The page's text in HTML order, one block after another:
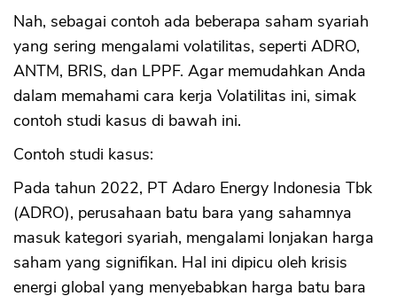
Nah, sebagai contoh ada beberapa saham syariah
yang sering mengalami volatilitas, seperti ADRO,
ANTM, BRIS, dan LPPF. Agar memudahkan Anda
dalam memahami cara kerja Volatilitas ini, simak
contoh studi kasus di bawah ini.
Contoh studi kasus:
Pada tahun 2022, PT Adaro Energy Indonesia Tbk
(ADRO), perusahaan batu bara yang sahamnya
masuk kategori syariah, mengalami lonjakan harga
saham yang signifikan. Hal ini dipicu oleh krisis
energi global yang menyebabkan harga batu bara